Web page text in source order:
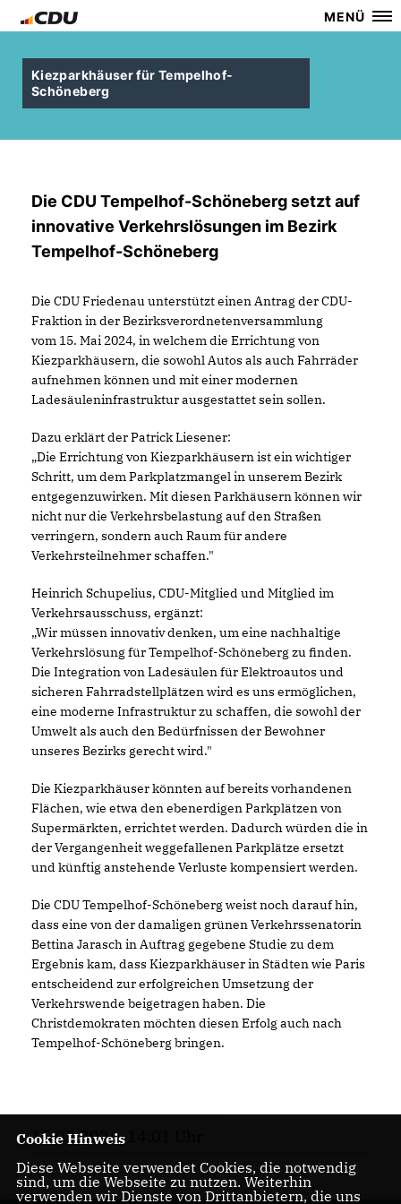
MENÜ
Kiezparkhäuser für Tempelhof-
Schöneberg
Die CDU Tempelhof-Schöneberg setzt auf
innovative Verkehrslösungen im Bezirk
Tempelhof-Schöneberg
Die CDU Friedenau unterstützt einen Antrag der CDU-
Fraktion in der Bezirksverordnetenversammlung
vom 15. Mai 2024, in welchem die Errichtung von
Kiezparkhäusern, die sowohl Autos als auch Fahrräder
aufnehmen können und mit einer modernen
Ladesäuleninfrastruktur ausgestattet sein sollen.
Dazu erklärt der Patrick Liesener:
Die Errichtung von Kiezparkhäusern ist ein wichtiger
Schritt, um dem Parkplatzmangel in unserem Bezirk
entgegenzuwirken. Mit diesen Parkhäusern können wir
nicht nur die Verkehrsbelastung auf den Straßen
verringern, sondern auch Raum für andere
Verkehrsteilnehmer schaffen."
Heinrich Schupelius, CDU-Mitglied und Mitglied im
Verkehrsausschuss, ergänzt:
Wir müssen innovativ denken, um eine nachhaltige
Verkehrslösung für Tempelhof-Schöneberg zu finden.
Die Integration von Ladesäulen für Elektroautos und
sicheren Fahrradstellplätzen wird es uns ermöglichen,
eine moderne Infrastruktur zu schaffen, die sowohl der
Umwelt als auch den Bedürfnissen der Bewohner
unseres Bezirks gerecht wird."
Die Kiezparkhäuser könnten auf bereits vorhandenen
Flächen, wie etwa den ebenerdigen Parkplätzen von
Supermärkten, errichtet werden. Dadurch würden die in
der Vergangenheit weggefallenen Parkplätze ersetzt
und künftig anstehende Verluste kompensiert werden.
Die CDU Tempelhof-Schöneberg weist noch darauf hin,
dass eine von der damaligen grünen Verkehrssenatorin
Bettina Jarasch in Auftrag gegebene Studie zu dem
Ergebnis kam, dass Kiezparkhäuser in Städten wie Paris
entscheidend zur erfolgreichen Umsetzung der
Verkehrswende beigetragen haben. Die
Christdemokraten möchten diesen Erfolg auch nach
Tempelhof-Schöneberg bringen.
15.05.2024, 14:01 Uhr
Cookie Hinweis
Diese Webseite verwendet Cookies, die notwendig
sind, um die Webseite zu nutzen. Weiterhin
verwenden wir Dienste von Drittanbietern, die uns